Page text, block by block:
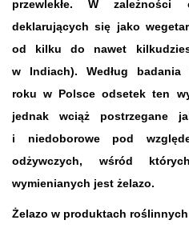
przewlekłe. W
deklarujących się jako
od kilku do nawet
w Indiach). Według badania
roku w Polsce odsetek ten
jednak wciąż postrzegane
i niedoborowe pod
odżywczych, wśród
wymienianych jest żelazo.
Żelazo w produktach